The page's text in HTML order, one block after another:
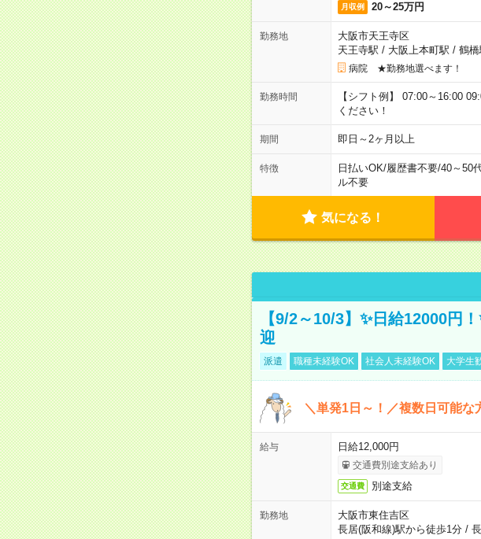
月収例 20～25万円
勤務地
大阪市天王寺区
天王寺駅 / 大阪上本町駅 / 鶴橋
病院 ★勤務地選べます！
勤務時間
【シフト例】 07:00～16:00
ください！
期間 即日～2ヶ月以上
特徴 日払いOK/履歴書不要/40～50
ル不要
気になる！
【9/2～10/3】✨日給12000円
迎
派遣 職種未経験OK 社会人未経験OK 大学生
＼単発1日～！／複数日可能
給与 日給12,000円
交通費別途支給あり
交通費 別途支給
勤務地
大阪市東住吉区
長居(阪和線)駅から徒歩1分/